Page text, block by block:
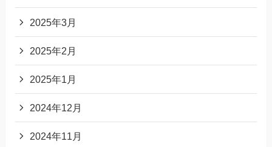
2025年3月
2025年2月
2025年1月
2024年12月
2024年11月